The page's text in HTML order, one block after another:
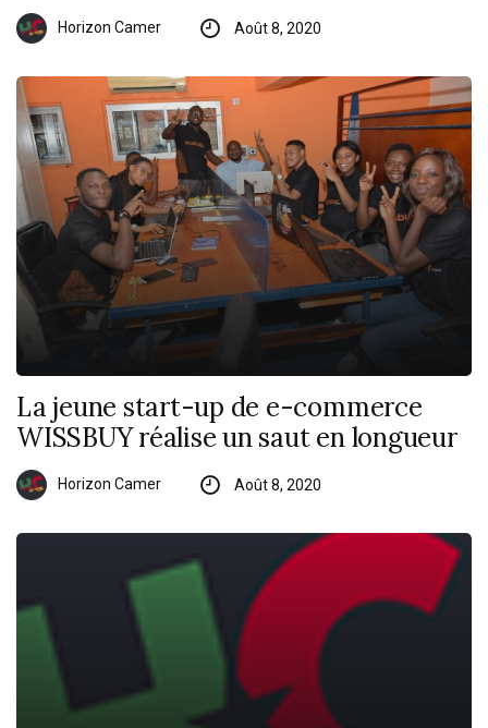
Horizon Camer Août 8, 2020
La jeune start-up de e-commerce
WISSBUY réalise un saut en longueur
Horizon Camer Août 8, 2020